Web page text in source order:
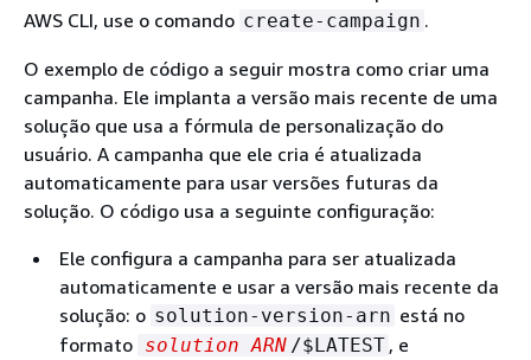
AWS CLI, use o comando create-campaign .
O exemplo de código a seguir mostra como criar uma
campanha. Ele implanta a versão mais recente de uma
solução que usa a fórmula de personalização do
usuário. A campanha que ele cria é atualizada
automaticamente para usar versões futuras da
solução. O código usa a seguinte configuração:
Ele configura a campanha para ser atualizada
automaticamente e usar a versão mais recente da
solução: o solution-version-arn está no
formato solution ARN /$LATEST , e